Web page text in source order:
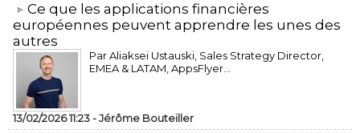
​Ce que les applications financières
européennes peuvent apprendre les unes des
autres
Par Aliaksei Ustauski, Sales Strategy Director,
EMEA & LATAM, AppsFlyer...
13/02/2026 11:23 -Jérôme Bouteiller